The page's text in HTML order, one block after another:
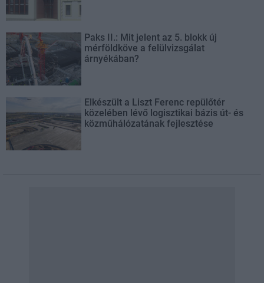
Paks II.: Mit jelent az 5. blokk új
mérföldköve a felülvizsgálat
árnyékában?
Elkészült a Liszt Ferenc repülőtér
közelében lévő logisztikai bázis út- és
közműhálózatának fejlesztése